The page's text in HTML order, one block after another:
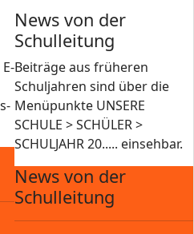
News von der
Schulleitung
Beiträge aus früheren
Schuljahren sind über die
Menüpunkte UNSERE
SCHULE > SCHÜLER >
SCHULJAHR 20..... einsehbar.
News von der
Schulleitung